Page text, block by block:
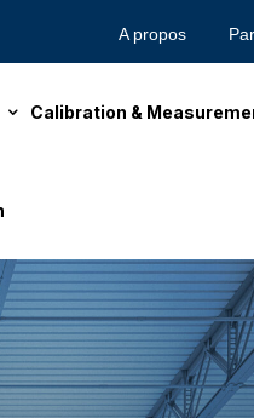
A propos
Calibration &